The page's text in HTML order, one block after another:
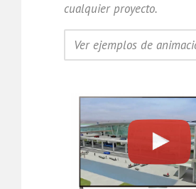
cualquier proyecto.
Ver ejemplos de